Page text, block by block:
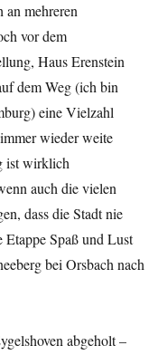
mehreren
vor dem
Haus Erenstein
dem Weg (ich bin
eine Vielzahl
wieder weite
ist wirklich
auch die vielen
dass die Stadt nie
Etappe Spaß und Lust
bei Orsbach nach
abgeholt –